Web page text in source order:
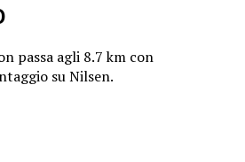
passa agli 8.7 km con
su Nilsen.